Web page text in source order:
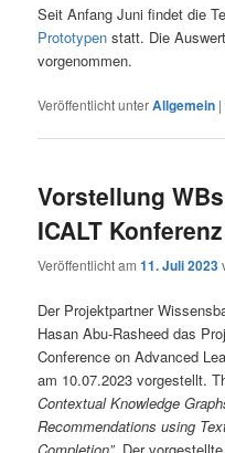
Seit Anfang Juni findet die
Prototypen statt. Die
vorgenommen.
Veröffentlicht unterAllgemein |
Vorstellung
ICALT
Veröffentlicht am11. Juli 2023
Der Projektpartner
Hasan Abu-Rasheed das
Conference on Advanced
am 10.07.2023 vorgestellt.
Contextual Knowledge
Recommendations using